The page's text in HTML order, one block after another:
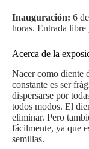
Inauguración: 6
horas. Entrada libre
Acerca de la
Nacer como diente
constante es ser
dispersarse por
todos modos. El
eliminar. Pero
fácilmente, ya que
semillas.